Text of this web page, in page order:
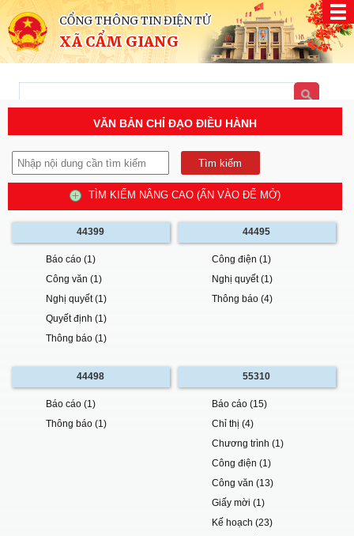
CỔNG THÔNG TIN ĐIỆN TỬ
XÃ CẨM GIANG
VĂN BẢN CHỈ ĐẠO ĐIỀU HÀNH
TÌM KIẾM NÂNG CAO (ẤN VÀO ĐỂ MỞ)
44399
Báo cáo (1)
Công văn (1)
Nghị quyết (1)
Quyết định (1)
Thông báo (1)
44495
Công điện (1)
Nghị quyết (1)
Thông báo (4)
44498
Báo cáo (1)
Thông báo (1)
55310
Báo cáo (15)
Chỉ thị (4)
Chương trình (1)
Công điện (1)
Công văn (13)
Giấy mời (1)
Kế hoạch (23)